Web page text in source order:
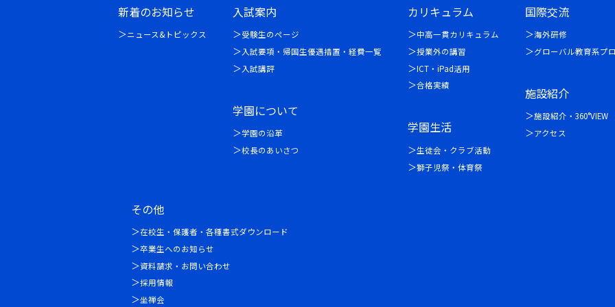
新着のお知らせ
ニュース&トピックス
入試案内
受験生のページ
入試要項・帰国生優遇措置・経費一覧
入試講評
学園について
学園の沿革
校長のあいさつ
カリキュラム
中高一貫カリキュラム
授業外の講習
ICT・iPad活用
合格実績
学園生活
生徒会・クラブ活動
獅子児祭・体育祭
国際交流
海外研修
グローバル教育系プ
施設紹介
施設紹介・360°VIEW
アクセス
その他
在校生・保護者・各種書式ダウンロード
卒業生へのお知らせ
資料請求・お問い合わせ
採用情報
坐禅会